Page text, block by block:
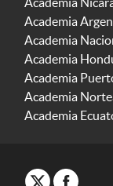
Academia
Academia
Academia
Academia
Academia
Academia